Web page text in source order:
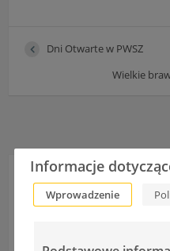
Dni Otwarte w PWSZ
Wielkie
Informacje
Ł.Cudek
Informacje
Wprowadzenie